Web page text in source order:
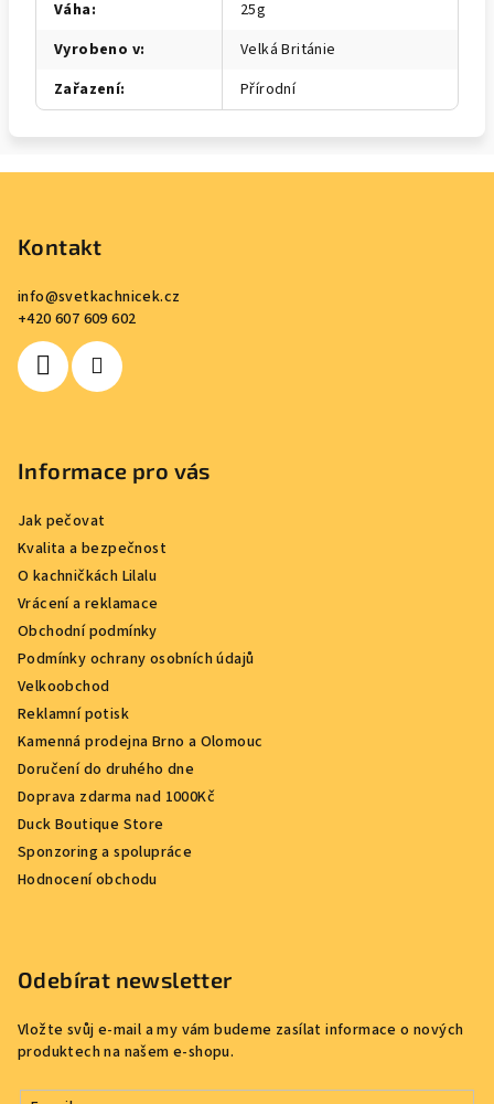
Váha:
25g
Vyrobeno v:
Velká Británie
Zařazení: Přírodní
Kontakt
info@svetkachnicek.cz
+420 607 609 602
Informace pro vás
Jak pečovat
Kvalita a bezpečnost
O kachničkách Lilalu
Vrácení a reklamace
Obchodní podmínky
Podmínky ochrany osobních údajů
Velkoobchod
Reklamní potisk
Kamenná prodejna Brno a Olomouc
Doručení do druhého dne
Doprava zdarma nad 1000Kč
Duck Boutique Store
Sponzoring a spolupráce
Hodnocení obchodu
Odebírat newsletter
Vložte svůj e-mail a my vám budeme zasílat informace o nových
produktech na našem e-shopu.